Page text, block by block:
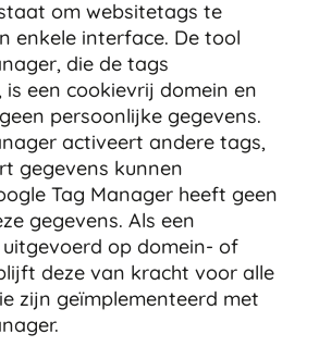
om websitetags te
enkele interface. De tool
die de tags
een cookievrij domein en
persoonlijke gegevens.
activeert andere tags,
gegevens kunnen
Tag Manager heeft geen
gegevens. Als een
op domein- of
deze van kracht voor alle
zijn geïmplementeerd met